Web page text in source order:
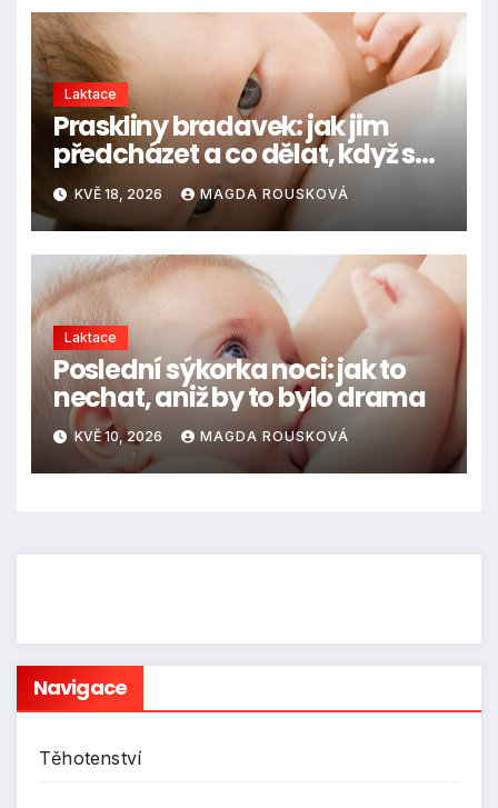
Laktace
Praskliny bradavek: jak jim
předcházet a co dělat, když se
objeví
KVĚ 18, 2026 MAGDA ROUSKOVÁ
Laktace
Poslední sýkorka noci: jak to
nechat, aniž by to bylo drama
KVĚ 10, 2026 MAGDA ROUSKOVÁ
Navigace
Těhotenství